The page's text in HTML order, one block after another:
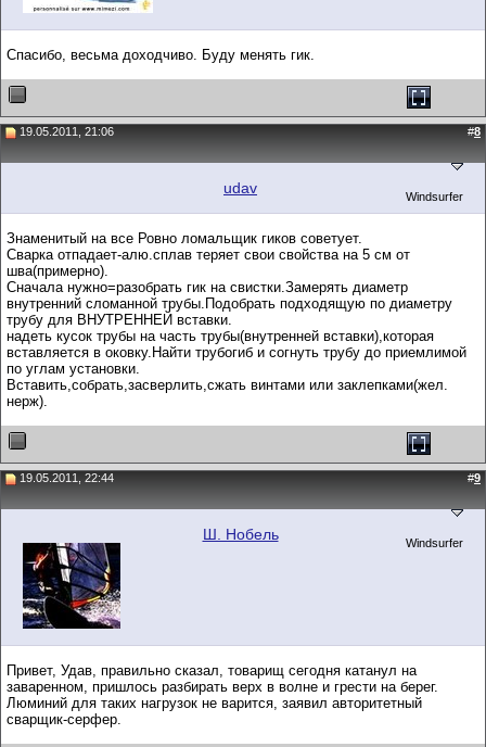
Спасибо, весьма доходчиво. Буду менять гик.
19.05.2011, 21:06 #8
udav Windsurfer
Знаменитый на все Ровно ломальщик гиков советует.
Сварка отпадает-алю.сплав теряет свои свойства на 5 см от
шва(примерно).
Сначала нужно=разобрать гик на свистки.Замерять диаметр
внутренний сломанной трубы.Подобрать подходящую по диаметру
трубу для ВНУТРЕННЕЙ вставки.
надеть кусок трубы на часть трубы(внутренней вставки),которая
вставляется в оковку.Найти трубогиб и согнуть трубу до приемлимой
по углам установки.
Вставить,собрать,засверлить,сжать винтами или заклепками(жел.
нерж).
19.05.2011, 22:44 #9
Ш. Нобель Windsurfer
Привет, Удав, правильно сказал, товарищ сегодня катанул на
заваренном, пришлось разбирать верх в волне и грести на берег.
Люминий для таких нагрузок не варится, заявил авторитетный
сварщик-серфер.